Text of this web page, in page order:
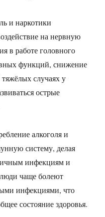
и наркотики
на нервную
в работе головного
функций, снижение
случаях у
острые
алкоголя и
систему, делая
инфекциям и
чаще болеют
инфекциями, что
состояние здоровья.